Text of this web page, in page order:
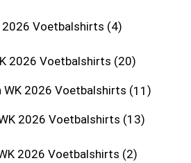
2026 Voetbalshirts 4
2026 Voetbalshirts 20
WK 2026 Voetbalshirts 11
2026 Voetbalshirts 13
2026 Voetbalshirts 2